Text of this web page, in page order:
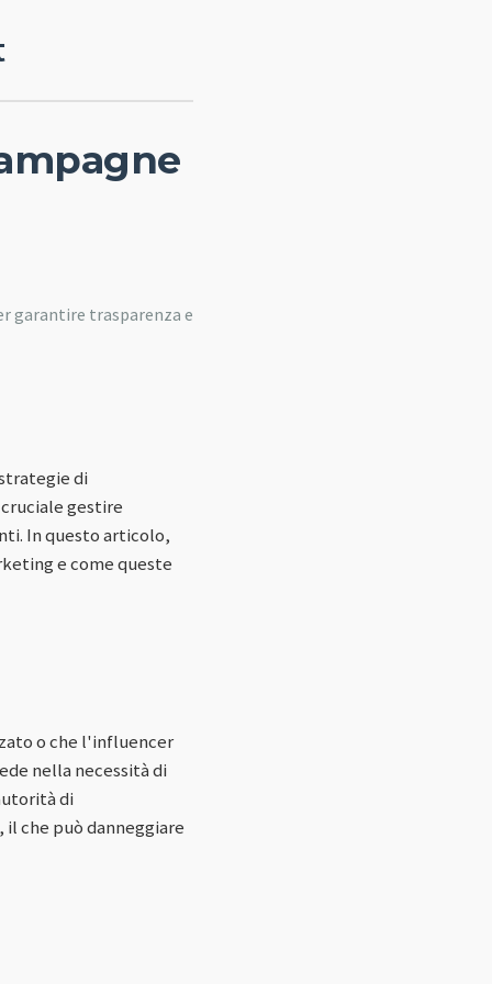
garantire trasparenza e
di
gestire
In questo articolo,
e come queste
o che l'influencer
nella necessità di
di
che può danneggiare